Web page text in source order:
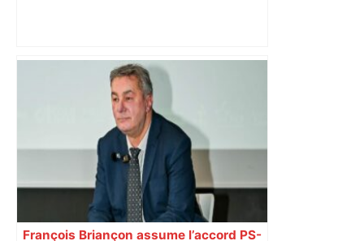
Alliance PS/LFI à Toulouse : Marc
Sztulman claque la porte – RMC
François Briançon assume l’accord PS-